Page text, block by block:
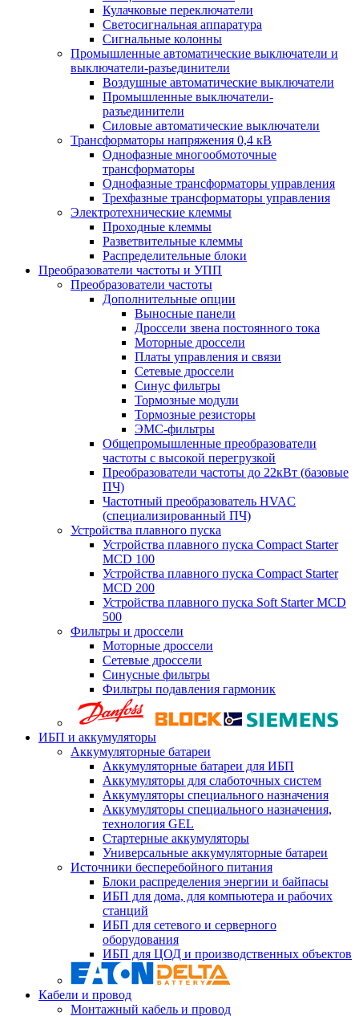
Кулачковые переключатели
Светосигнальная аппаратура
Сигнальные колонны
Промышленные автоматические выключатели и
выключатели-разъединители
Воздушные автоматические выключатели
Промышленные выключатели-
разъединители
Силовые автоматические выключатели
Трансформаторы напряжения 0,4 кВ
Однофазные многообмоточные
трансформаторы
Однофазные трансформаторы управления
Трехфазные трансформаторы управления
Электротехнические клеммы
Проходные клеммы
Разветвительные клеммы
Распределительные блоки
Преобразователи частоты и УПП
Преобразователи частоты
Дополнительные опции
Выносные панели
Дроссели звена постоянного тока
Моторные дроссели
Платы управления и связи
Сетевые дроссели
Синус фильтры
Тормозные модули
Тормозные резисторы
ЭМС-фильтры
Общепромышленные преобразователи
частоты с высокой перегрузкой
Преобразователи частоты до 22кВт (базовые
ПЧ)
Частотный преобразователь HVAC
(специализированный ПЧ)
Устройства плавного пуска
Устройства плавного пуска Compact Starter
MCD 100
Устройства плавного пуска Compact Starter
MCD 200
Устройства плавного пуска Soft Starter MCD
500
Фильтры и дроссели
Моторные дроссели
Сетевые дроссели
Синусные фильтры
Фильтры подавления гармоник
ИБП и аккумуляторы
Аккумуляторные батареи
Аккумуляторные батареи для ИБП
Аккумуляторы для слаботочных систем
Аккумуляторы специального назначения
Аккумуляторы специального назначения,
технология GEL
Стартерные аккумуляторы
Универсальные аккумуляторные батареи
Источники бесперебойного питания
Блоки распределения энергии и байпасы
ИБП для дома, для компьютера и рабочих
станций
ИБП для сетевого и серверного
оборудования
ИБП для ЦОД и производственных объектов
Кабели и провод
Монтажный кабель и провод